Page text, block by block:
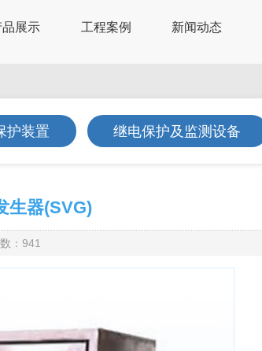
品展示 工程案例 新闻动态
护装置 继电保护及监测设备
生器(SVG)
：941